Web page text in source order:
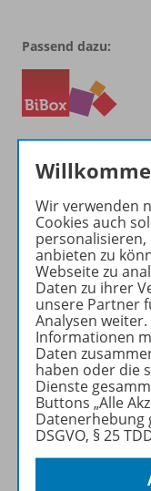
Passend dazu:
Zugehörige
Digitale
Wir verwenden
Cookies auch
personalisieren,
anbieten zu
Webseite zu
Daten zu ihrer
unsere Partner
Analysen
Informationen
Daten
haben oder die
Dienste
Buttons „Alle
Datenerhebung
DSGVO, § 25